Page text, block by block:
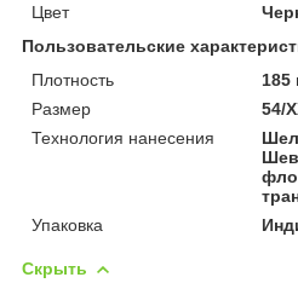
Цвет
Пользовательские
Плотность
185
Размер
54/
Технология нанесения
Упаковка
Скрыть